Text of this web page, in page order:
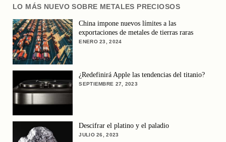
LO MÁS NUEVO SOBRE METALES PRECIOSOS
China impone nuevos límites a las
exportaciones de metales de tierras raras
ENERO 23, 2024
¿Redefinirá Apple las tendencias del titanio?
SEPTIEMBRE 27, 2023
Descifrar el platino y el paladio
JULIO 26, 2023